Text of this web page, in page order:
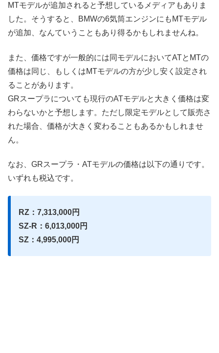
MTモデルが追加されると予想しているメディアもありま
した。そうすると、BMWの6気筒エンジンにもMTモデル
が追加、なんていうこともあり得るかもしれませんね。
また、価格ですが一般的には同モデルにおいてATとMTの
価格は同じ、もしくはMTモデルの方が少し安く設定され
ることがあります。
GRスープラについても現行のATモデルと大きく価格は変
わらないかと予想します。ただし限定モデルとして販売さ
れた場合、価格が大きく変わることもあるかもしれませ
ん。
なお、GRスープラ・ATモデルの価格は以下の通りです。
いずれも税込です。
RZ：7,313,000円
SZ-R：6,013,000円
SZ：4,995,000円